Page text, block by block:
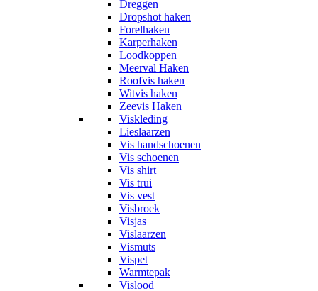
Dreggen
Dropshot haken
Forelhaken
Karperhaken
Loodkoppen
Meerval Haken
Roofvis haken
Witvis haken
Zeevis Haken
Viskleding
Lieslaarzen
Vis handschoenen
Vis schoenen
Vis shirt
Vis trui
Vis vest
Visbroek
Visjas
Vislaarzen
Vismuts
Vispet
Warmtepak
Vislood